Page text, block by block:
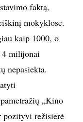
faktą,
mokyklose.
kaip 1000, o
4 milijonai
nepasiekta.
„Kino
pozityvi režisierė